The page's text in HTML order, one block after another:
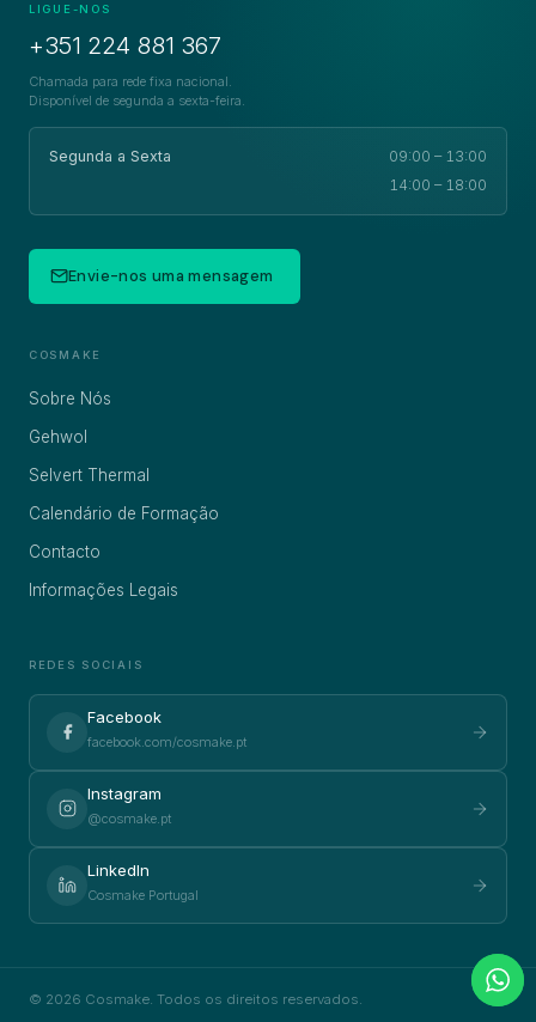
LIGUE-NOS
+351 224 881 367
Chamada para rede fixa nacional.
Disponível de segunda a sexta-feira.
Segunda a Sexta
09:00 – 13:00
14:00 – 18:00
Envie-nos uma mensagem
COSMAKE
Sobre Nós
Gehwol
Selvert Thermal
Calendário de Formação
Contacto
Informações Legais
REDES SOCIAIS
Facebook
facebook.com/cosmake.pt
Instagram
@cosmake.pt
LinkedIn
Cosmake Portugal
© 2026 Cosmake. Todos os direitos reservados.